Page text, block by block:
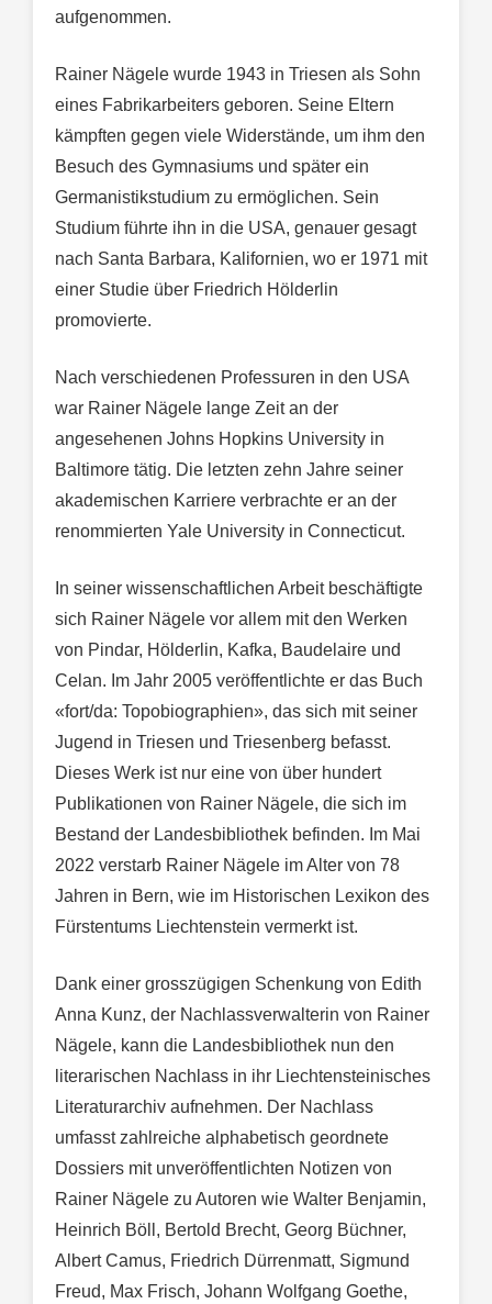
aufgenommen.
Rainer Nägele wurde 1943 in Triesen als Sohn
eines Fabrikarbeiters geboren. Seine Eltern
kämpften gegen viele Widerstände, um ihm den
Besuch des Gymnasiums und später ein
Germanistikstudium zu ermöglichen. Sein
Studium führte ihn in die USA, genauer gesagt
nach Santa Barbara, Kalifornien, wo er 1971 mit
einer Studie über Friedrich Hölderlin
promovierte.
Nach verschiedenen Professuren in den USA
war Rainer Nägele lange Zeit an der
angesehenen Johns Hopkins University in
Baltimore tätig. Die letzten zehn Jahre seiner
akademischen Karriere verbrachte er an der
renommierten Yale University in Connecticut.
In seiner wissenschaftlichen Arbeit beschäftigte
sich Rainer Nägele vor allem mit den Werken
von Pindar, Hölderlin, Kafka, Baudelaire und
Celan. Im Jahr 2005 veröffentlichte er das Buch
«fort/da: Topobiographien», das sich mit seiner
Jugend in Triesen und Triesenberg befasst.
Dieses Werk ist nur eine von über hundert
Publikationen von Rainer Nägele, die sich im
Bestand der Landesbibliothek befinden. Im Mai
2022 verstarb Rainer Nägele im Alter von 78
Jahren in Bern, wie im Historischen Lexikon des
Fürstentums Liechtenstein vermerkt ist.
Dank einer grosszügigen Schenkung von Edith
Anna Kunz, der Nachlassverwalterin von Rainer
Nägele, kann die Landesbibliothek nun den
literarischen Nachlass in ihr Liechtensteinisches
Literaturarchiv aufnehmen. Der Nachlass
umfasst zahlreiche alphabetisch geordnete
Dossiers mit unveröffentlichten Notizen von
Rainer Nägele zu Autoren wie Walter Benjamin,
Heinrich Böll, Bertold Brecht, Georg Büchner,
Albert Camus, Friedrich Dürrenmatt, Sigmund
Freud, Max Frisch, Johann Wolfgang Goethe,